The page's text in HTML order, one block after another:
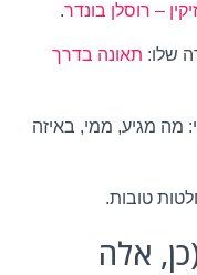
– רוסלן בונדר.
שלו: תאונה בדרך
מה מגיע, ממי, באיזה
טובות.
אלה